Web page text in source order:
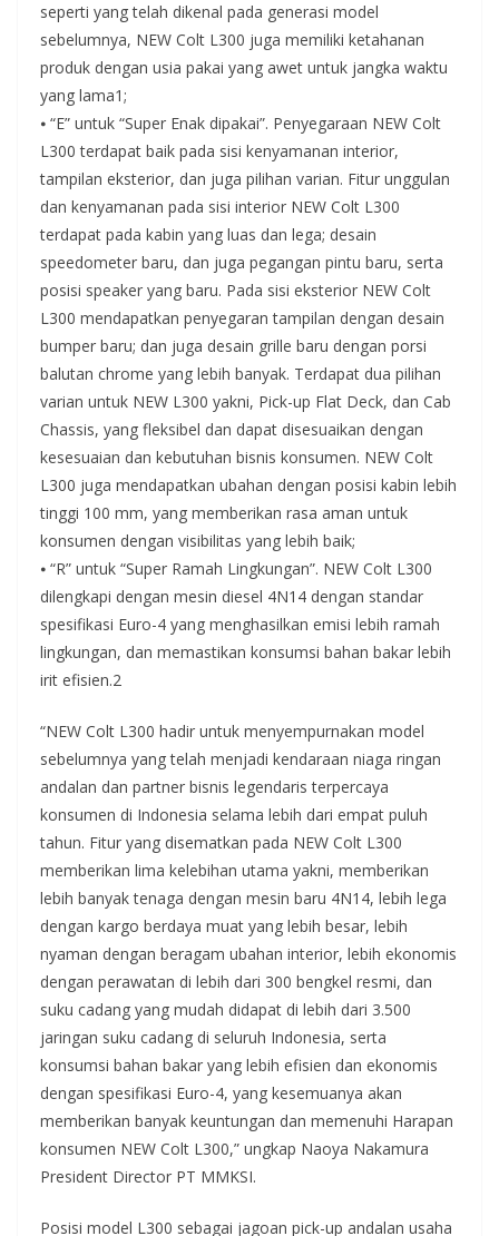
seperti yang telah dikenal pada generasi model
sebelumnya, NEW Colt L300 juga memiliki ketahanan
produk dengan usia pakai yang awet untuk jangka waktu
yang lama1;
⦁ “E” untuk “Super Enak dipakai”. Penyegaraan NEW Colt
L300 terdapat baik pada sisi kenyamanan interior,
tampilan eksterior, dan juga pilihan varian. Fitur unggulan
dan kenyamanan pada sisi interior NEW Colt L300
terdapat pada kabin yang luas dan lega; desain
speedometer baru, dan juga pegangan pintu baru, serta
posisi speaker yang baru. Pada sisi eksterior NEW Colt
L300 mendapatkan penyegaran tampilan dengan desain
bumper baru; dan juga desain grille baru dengan porsi
balutan chrome yang lebih banyak. Terdapat dua pilihan
varian untuk NEW L300 yakni, Pick-up Flat Deck, dan Cab
Chassis, yang fleksibel dan dapat disesuaikan dengan
kesesuaian dan kebutuhan bisnis konsumen. NEW Colt
L300 juga mendapatkan ubahan dengan posisi kabin lebih
tinggi 100 mm, yang memberikan rasa aman untuk
konsumen dengan visibilitas yang lebih baik;
⦁ “R” untuk “Super Ramah Lingkungan”. NEW Colt L300
dilengkapi dengan mesin diesel 4N14 dengan standar
spesifikasi Euro-4 yang menghasilkan emisi lebih ramah
lingkungan, dan memastikan konsumsi bahan bakar lebih
irit efisien.2
“NEW Colt L300 hadir untuk menyempurnakan model
sebelumnya yang telah menjadi kendaraan niaga ringan
andalan dan partner bisnis legendaris terpercaya
konsumen di Indonesia selama lebih dari empat puluh
tahun. Fitur yang disematkan pada NEW Colt L300
memberikan lima kelebihan utama yakni, memberikan
lebih banyak tenaga dengan mesin baru 4N14, lebih lega
dengan kargo berdaya muat yang lebih besar, lebih
nyaman dengan beragam ubahan interior, lebih ekonomis
dengan perawatan di lebih dari 300 bengkel resmi, dan
suku cadang yang mudah didapat di lebih dari 3.500
jaringan suku cadang di seluruh Indonesia, serta
konsumsi bahan bakar yang lebih efisien dan ekonomis
dengan spesifikasi Euro-4, yang kesemuanya akan
memberikan banyak keuntungan dan memenuhi Harapan
konsumen NEW Colt L300,” ungkap Naoya Nakamura
President Director PT MMKSI.
Posisi model L300 sebagai jagoan pick-up andalan usaha